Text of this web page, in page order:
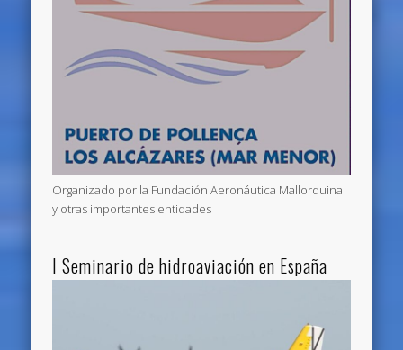
Organizado por la Fundación Aeronáutica Mallorquina
y otras importantes entidades
I Seminario de hidroaviación en España